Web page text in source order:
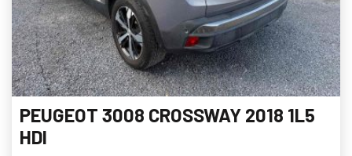
PEUGEOT 3008 CROSSWAY 2018 1L5
HDI